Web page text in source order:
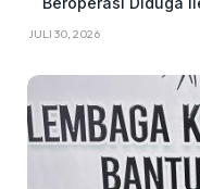
JULI 30, 2026